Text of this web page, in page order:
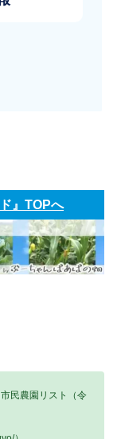
』TOPへ
民農園リスト（令